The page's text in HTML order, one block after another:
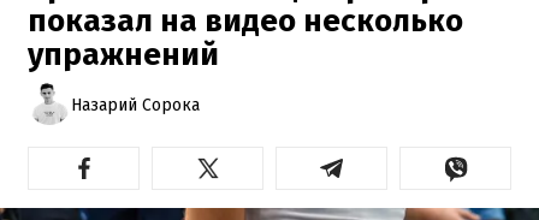
показал на видео несколько
упражнений
Назарий Сорока